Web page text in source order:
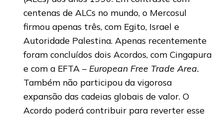
centenas de ALCs no mundo, o Mercosul
firmou apenas três, com Egito, Israel e
Autoridade Palestina. Apenas recentemente
foram concluídos dois Acordos, com Cingapura
e com a EFTA – European Free Trade Area.
Também não participou da vigorosa
expansão das cadeias globais de valor. O
Acordo poderá contribuir para reverter esse